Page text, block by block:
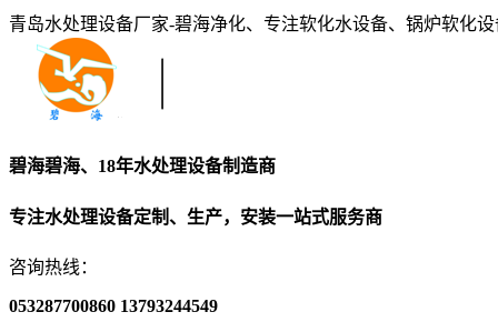
青岛水处理设备厂家-碧海净化、专注软化水设备、锅炉软化
碧海碧海、18年水处理设备制造商
专注水处理设备定制、生产，安装一站式服务商
咨询热线：
053287700860 13793244549